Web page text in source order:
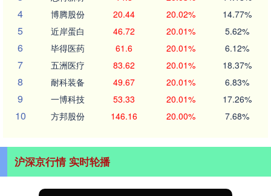
4 博腾股份 20.44 20.02% 14.77%
5 近岸蛋白 46.72 20.01% 5.62%
6 毕得医药 61.6 20.01% 6.12%
7 五洲医疗 83.62 20.01% 18.37%
8 耐科装备 49.67 20.01% 6.83%
9 一博科技 53.33 20.01% 17.26%
10 方邦股份 146.16 20.00% 7.68%
沪深京行情 实时轮播